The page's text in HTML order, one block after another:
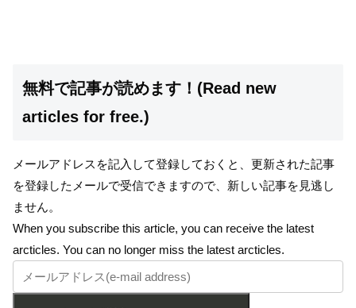
無料で記事が読めます！(Read new
articles for free.)
メールアドレスを記入して登録しておくと、更新された記事
を登録したメールで受信できますので、新しい記事を見逃し
ません。
When you subscribe this article, you can receive the latest
arcticles. You can no longer miss the latest arcticles.